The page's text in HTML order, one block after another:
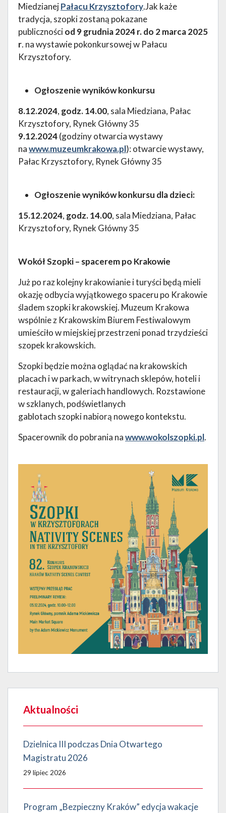
MiedzianejPałacu Krzysztofory.Jak każe
tradycja, szopki zostaną pokazane
publicznościod 9 grudnia 2024 r. do 2 marca 2025
r. na wystawie pokonkursowej w Pałacu
Krzysztofory.
Ogłoszenie wyników konkursu
8.12.2024, godz. 14.00, sala Miedziana, Pałac
Krzysztofory, Rynek Główny 35
9.12.2024(godziny otwarcia wystawy
nawww.muzeumkrakowa.pl): otwarcie wystawy,
Pałac Krzysztofory, Rynek Główny 35
Ogłoszenie wyników konkursu dla dzieci:
15.12.2024, godz. 14.00, sala Miedziana, Pałac
Krzysztofory, Rynek Główny 35
Wokół Szopki – spacerem po Krakowie
Już po raz kolejny krakowianie i turyści będą mieli
okazję odbycia wyjątkowego spaceru po Krakowie
śladem szopki krakowskiej. Muzeum Krakowa
wspólnie z Krakowskim Biurem Festiwalowym
umieściło w miejskiej przestrzeni ponad trzydzieści
szopek krakowskich.
Szopki będzie można oglądać na krakowskich
placach i w parkach, w witrynach sklepów, hoteli i
restauracji, w galeriach handlowych. Rozstawione
w szklanych, podświetlanych
gablotach szopki nabiorą nowego kontekstu.
Spacerownik do pobrania nawww.wokolszopki.pl.
Aktualności
Dzielnica III podczas Dnia Otwartego
Magistratu 2026
29 lipiec 2026
Program „Bezpieczny Kraków” edycja wakacje